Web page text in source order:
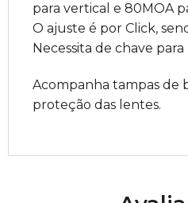
para vertical e 80MOA
O ajuste é por Click,
Necessita de chave
Acompanha tampas de
proteção das lentes.